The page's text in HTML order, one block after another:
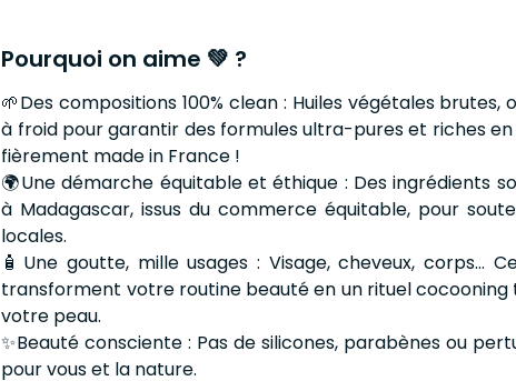
Pourquoi on aime 💚 ?
🌱Des compositions 100% clean : Huiles végétales
à froid pour garantir des formules ultra-pures et riches
fièrement made in France !
🌍Une démarche équitable et éthique : Des ingrédients
à Madagascar, issus du commerce équitable, pour
locales.
🧴Une goutte, mille usages : Visage, cheveux, corps…
transforment votre routine beauté en un rituel
votre peau.
✨Beauté consciente : Pas de silicones, parabènes ou
pour vous et la nature.